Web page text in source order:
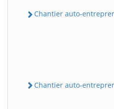
Chantier auto-
Chantier auto-